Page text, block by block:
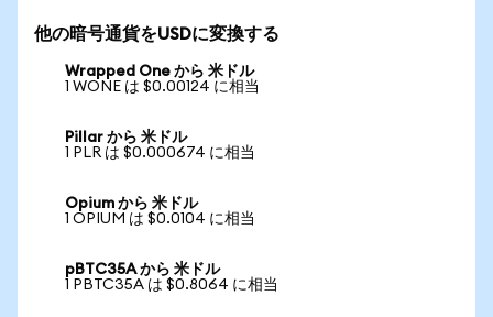
他の暗号通貨をUSDに変換する
Wrapped One から 米ドル
1 WONE は $0.00124 に相当
Pillar から 米ドル
1 PLR は $0.000674 に相当
Opium から 米ドル
1 OPIUM は $0.0104 に相当
pBTC35A から 米ドル
1 PBTC35A は $0.8064 に相当